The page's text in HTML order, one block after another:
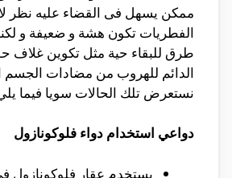
ممكن يسهل فى القضاء عليه نظر
الفطريات تكون هشة و ضعيفة و
طرق للبقاء حية مثل تكوين غلاف
الدائم للهروب من مضادات
نستعرض تلك الحالات سويا فيما
دواعي استخدام دواء فلوكونازول
يستخدم عقار فلوكونازول